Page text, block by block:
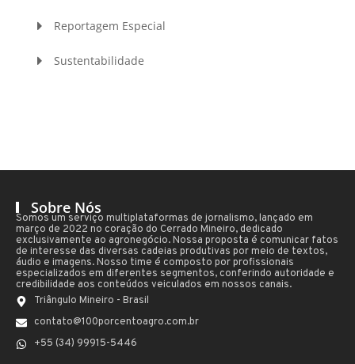
Reportagem Especial
Sustentabilidade
Sobre Nós
Somos um serviço multiplataformas de jornalismo, lançado em
março de 2022 no coração do Cerrado Mineiro, dedicado
exclusivamente ao agronegócio. Nossa proposta é comunicar fatos
de interesse das diversas cadeias produtivas por meio de textos,
áudio e imagens. Nosso time é composto por profissionais
especializados em diferentes segmentos, conferindo autoridade e
credibilidade aos conteúdos veiculados em nossos canais.
Triângulo Mineiro - Brasil
contato@100porcentoagro.com.br
+55 (34) 99915-5446